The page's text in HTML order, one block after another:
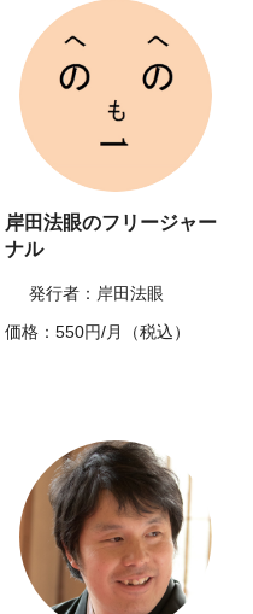
岸田法眼のフリージャー
ナル
発行者：岸田法眼
価格：550円/月（税込）